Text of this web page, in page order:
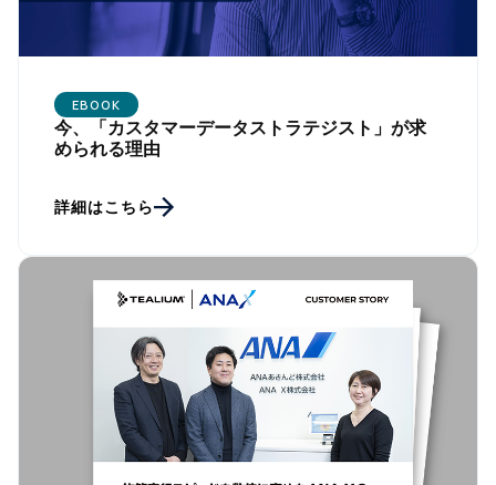
EBOOK
今、「カスタマーデータストラテジスト」が求
められる理由
詳細はこちら